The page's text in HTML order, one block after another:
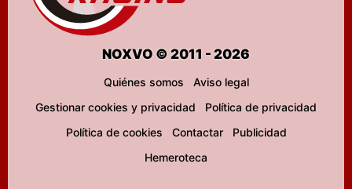
NOXVO © 2011 - 2026
Quiénes somos
Aviso legal
Gestionar cookies y privacidad
Política de privacidad
Política de cookies
Contactar
Publicidad
Hemeroteca